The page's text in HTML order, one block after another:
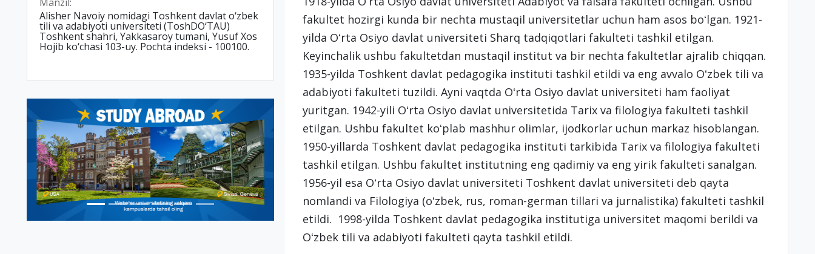
Alisher Navoiy nomidagi Toshkent davlat o‘zbek
tili va adabiyoti universiteti (ToshDO‘TAU)
Toshkent shahri, Yakkasaroy tumani, Yusuf Xos
Hojib ko‘chasi 103-uy. Pochta indeksi - 100100.
fakultet hozirgi kunda bir nechta mustaqil universitetlar uchun ham asos boʻlgan. 1921-
yilda Oʻrta Osiyo davlat universiteti Sharq tadqiqotlari fakulteti tashkil etilgan.
Keyinchalik ushbu fakultetdan mustaqil institut va bir nechta fakultetlar ajralib chiqqan.
1935-yilda Toshkent davlat pedagogika instituti tashkil etildi va eng avvalo Oʻzbek tili va
adabiyoti fakulteti tuzildi. Ayni vaqtda Oʻrta Osiyo davlat universiteti ham faoliyat
yuritgan. 1942-yili Oʻrta Osiyo davlat universitetida Tarix va filologiya fakulteti tashkil
etilgan. Ushbu fakultet koʻplab mashhur olimlar, ijodkorlar uchun markaz hisoblangan.
1950-yillarda Toshkent davlat pedagogika instituti tarkibida Tarix va filologiya fakulteti
tashkil etilgan. Ushbu fakultet institutning eng qadimiy va eng yirik fakulteti sanalgan.
1956-yil esa Oʻrta Osiyo davlat universiteti Toshkent davlat universiteti deb qayta
nomlandi va Filologiya (oʻzbek, rus, roman-german tillari va jurnalistika) fakulteti tashkil
etildi. 1998-yilda Toshkent davlat pedagogika institutiga universitet maqomi berildi va
Oʻzbek tili va adabiyoti fakulteti qayta tashkil etildi.